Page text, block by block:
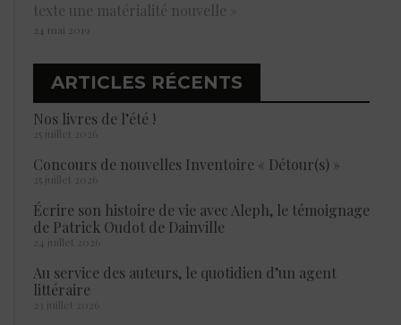
texte une matérialité nouvelle »
24 mai 2019
ARTICLES RÉCENTS
Nos livres de l’été !
25 juillet 2026
Concours de nouvelles Inventoire « Détour(s) »
25 juillet 2026
Écrire son histoire de vie avec Aleph, le témoignage
de Patrick Oudot de Dainville
24 juillet 2026
Au service des auteurs, le quotidien d’un agent
littéraire
23 juillet 2026